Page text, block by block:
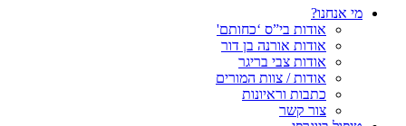
מי אנחנו?
אודות בי”ס ‘כחותם'
אודות אורנה בן דור
אודות צבי בריגר
אודות / צוות המורים
כתבות וראיונות
צור קשר